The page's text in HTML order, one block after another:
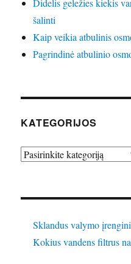
Didelis geležies kiekis
šalinti
Kaip veikia atbulinis
Pagrindinė atbulinio
KATEGORIJOS
Kategorijos
Sklandus valymo
Kokius vandens filtrus